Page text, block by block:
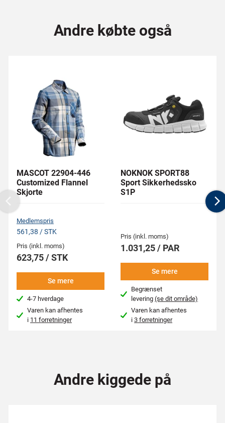
Andre købte også
MASCOT 22904-446
Customized Flannel
Skjorte
Medlemspris
561,38 / STK
Pris (inkl. moms)
623,75 / STK
Se mere
4-7 hverdage
Varen kan afhentes
i 11 forretninger
NOKNOK SPORT88
Sport Sikkerhedssko
S1P
Pris (inkl. moms)
1.031,25 / PAR
Se mere
Begrænset
levering(se dit område)
Varen kan afhentes
i3 forretninger
Previous
Andre kiggede på